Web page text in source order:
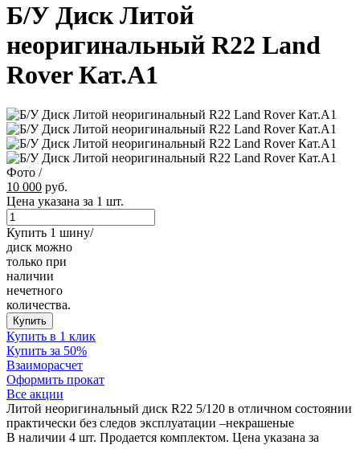
Б/У Диск Литой
неоригинальный R22 Land
Rover Кат.А1
Фото /
10 000 руб.
Цена указана за 1 шт.
Купить 1 шину/
диск можно
только при
наличии
нечетного
количества.
Купить
Купить в 1 клик
Купить за 50%
Взаиморасчет
Оформить прокат
Все акции
Литой неоригинальный диск R22 5/120 в отличном состоянии
практически без следов эксплуатации –некрашеные
В наличии 4 шт. Продается комплектом. Цена указана за